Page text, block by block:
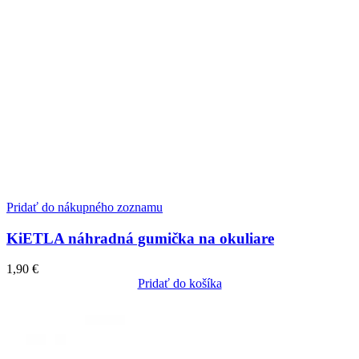
Pridať do nákupného zoznamu
KiETLA náhradná gumička na okuliare
1,90 €
Pridať do košíka